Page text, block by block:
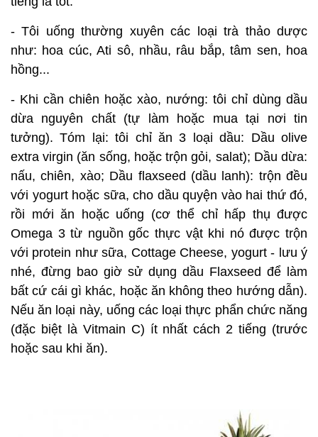
- Tôi uống thường xuyên các loại trà thảo dược
như: hoa cúc, Ati sô, nhầu, râu bắp, tâm sen, hoa
hồng...
- Khi cần chiên hoặc xào, nướng: tôi chỉ dùng dầu
dừa nguyên chất (tự làm hoặc mua tại nơi tin
tưởng). Tóm lại: tôi chỉ ăn 3 loại dầu: Dầu olive
extra virgin (ăn sống, hoặc trộn gỏi, salat); Dầu dừa:
nấu, chiên, xào; Dầu flaxseed (dầu lanh): trộn đều
với yogurt hoặc sữa, cho dầu quyện vào hai thứ đó,
rồi mới ăn hoặc uống (cơ thể chỉ hấp thụ được
Omega 3 từ nguồn gốc thực vật khi nó được trộn
với protein như sữa, Cottage Cheese, yogurt - lưu ý
nhé, đừng bao giờ sử dụng dầu Flaxseed để làm
bất cứ cái gì khác, hoặc ăn không theo hướng dẫn).
Nếu ăn loại này, uống các loại thực phẩn chức năng
(đặc biệt là Vitmain C) ít nhất cách 2 tiếng (trước
hoặc sau khi ăn).